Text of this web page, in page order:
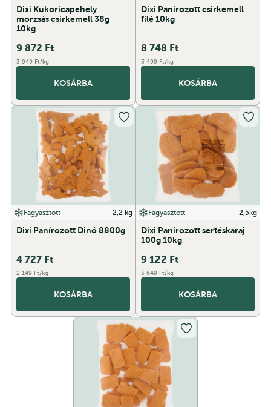
Dixi Kukoricapehely
morzsás csirkemell 38g
10kg
9 872 Ft
3 949 Ft/kg
KOSÁRBA
Dixi Panírozott csirkemell
filé 10kg
8 748 Ft
3 499 Ft/kg
KOSÁRBA
Fagyasztott 2,2 kg
Dixi Panírozott Dinó 8800g
4 727 Ft
2 149 Ft/kg
KOSÁRBA
Fagyasztott 2,5kg
Dixi Panírozott sertéskaraj
100g 10kg
9 122 Ft
3 649 Ft/kg
KOSÁRBA